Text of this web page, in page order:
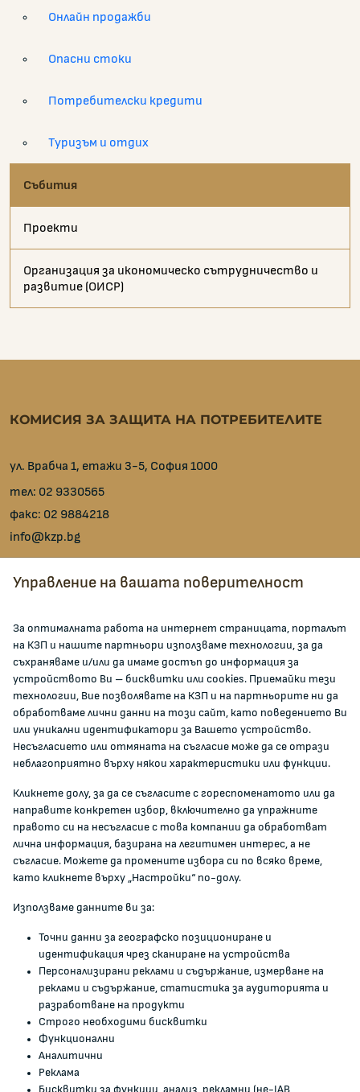
Онлайн продажби
Опасни стоки
Потребителски кредити
Туризъм и отдих
Събития
Проекти
Организация за икономическо сътрудничество и
развитие (ОИСР)
КОМИСИЯ ЗА ЗАЩИТА НА ПОТРЕБИТЕЛИТЕ
ул. Врабча 1, етажи 3-5, София 1000
тел: 02 9330565
факс: 02 9884218
info@kzp.bg
Всички контакти
ЗА КОМИСИЯТА
За КЗП
Кои сме ние
Кариери
Документи и други актове
Информация
Полезни връзки
ЖАЛБИ И РЕГИСТРИ
Регистър на опасните стоки
Регистър на е-адреси на ЮЛ нежелаещи да получават
Помирителна комисия
0700 111 22
Управление на вашата поверителност
За оптималната работа на интернет страницата, порталът
на КЗП и нашите партньори използваме технологии, за да
съхраняваме и/или да имаме достъп до информация за
устройството Ви – бисквитки или cookies. Приемайки тези
технологии, Вие позволявате на КЗП и на партньорите ни да
обработваме лични данни на този сайт, като поведението Ви
или уникални идентификатори за Вашето устройство.
Несъгласието или отмяната на съгласие може да се отрази
неблагоприятно върху някои характеристики или функции.
Кликнете долу, за да се съгласите с гореспоменатото или да
направите конкретен избор, включително да упражните
правото си на несъгласие с това компании да обработват
лична информация, базирана на легитимен интерес, а не
съгласие. Можете да промените избора си по всяко време,
като кликнете върху „Настройки“ по-долу.
Използваме данните ви за:
Точни данни за географско позициониране и
идентификация чрез сканиране на устройства
Персонализирани реклами и съдържание, измерване на
реклами и съдържание, статистика за аудиторията и
разработване на продукти
Строго необходими бисквитки
Функционални
Аналитични
Реклама
Бисквитки за функции, анализ, рекламни (не-IAB